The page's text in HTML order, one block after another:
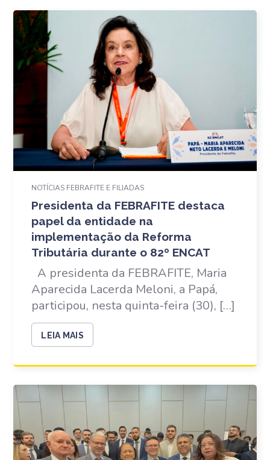
NOTÍCIAS FEBRAFITE E FILIADAS
Presidenta da FEBRAFITE destaca
papel da entidade na
implementação da Reforma
Tributária durante o 82º ENCAT
A presidenta da FEBRAFITE, Maria
Aparecida Lacerda Meloni, a Papá,
participou, nesta quinta-feira (30), […]
LEIA MAIS